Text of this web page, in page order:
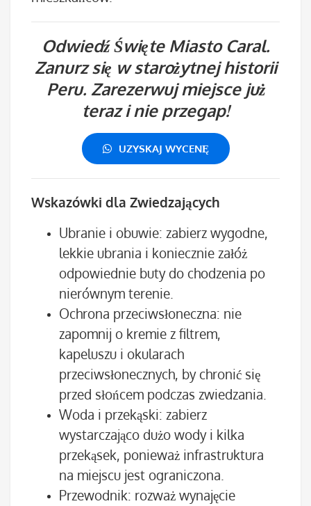
Odwiedź Święte Miasto Caral.
Zanurz się w starożytnej historii
Peru. Zarezerwuj miejsce już
teraz i nie przegap!
UZYSKAJ WYCENĘ
Wskazówki dla Zwiedzających
Ubranie i obuwie: zabierz wygodne,
lekkie ubrania i koniecznie załóż
odpowiednie buty do chodzenia po
nierównym terenie.
Ochrona przeciwsłoneczna: nie
zapomnij o kremie z filtrem,
kapeluszu i okularach
przeciwsłonecznych, by chronić się
przed słońcem podczas zwiedzania.
Woda i przekąski: zabierz
wystarczająco dużo wody i kilka
przekąsek, ponieważ infrastruktura
na miejscu jest ograniczona.
Przewodnik: rozważ wynajęcie